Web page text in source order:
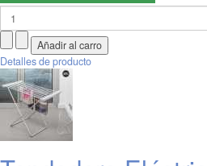
Detalles de producto